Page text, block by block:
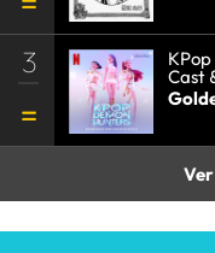
3
Cast